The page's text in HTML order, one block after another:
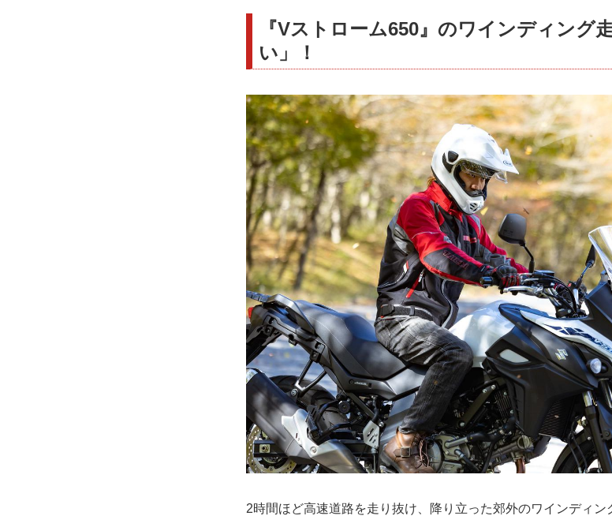
『Vストローム650』のワインディング
い」！
2時間ほど高速道路を走り抜け、降り立った郊外のワインディン